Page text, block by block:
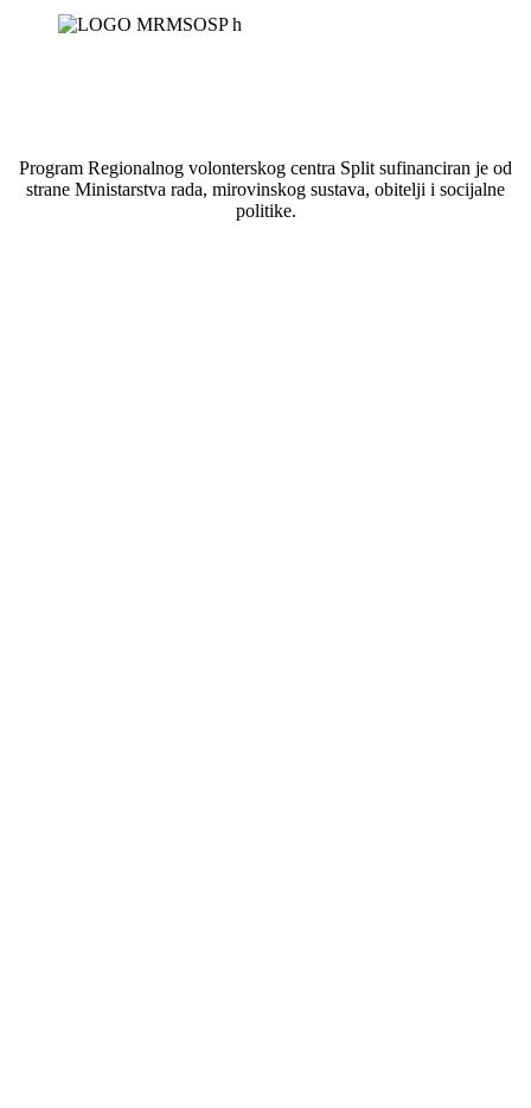
Program Regionalnog volonterskog centra Split sufinanciran je od
strane Ministarstva rada, mirovinskog sustava, obitelji i socijalne
politike.